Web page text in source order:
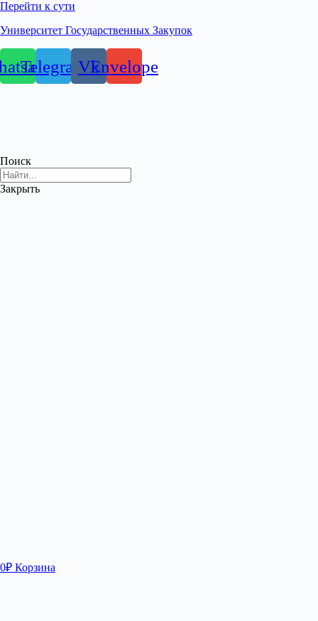
Перейти к сути
Университет Государственных Закупок
TelegramVkEnvelope
Поиск
Закрыть
0₽ Корзина